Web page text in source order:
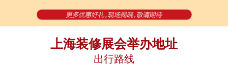
上海装修展会举办地址
出行路线